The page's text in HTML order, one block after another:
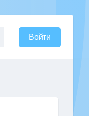
Войти